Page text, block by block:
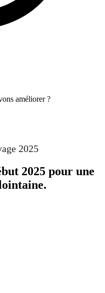
améliorer ?
2025
2025 pour une